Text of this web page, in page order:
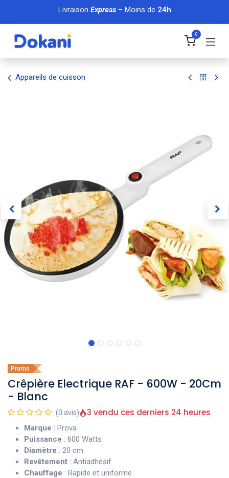
Se rendre au contenu
Livraison Express– Moins de 24h
0
Appareils de cuisson
Promo
Crêpière Electrique RAF - 600W - 20Cm
- Blanc
(0 avis) 3 vendu ces derniers 24 heures
Marque : Prova
Puissance : 600 Watts
Diamètre : 20 cm
Revêtement : Antiadhésif
Chauffage : Rapide et uniforme